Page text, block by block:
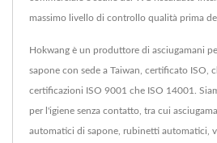
massimo livello di controllo qualità prima
Hokwang è un produttore di asciugamani
sapone con sede a Taiwan, certificato ISO,
certificazioni ISO 9001 che ISO 14001.
per l'igiene senza contatto, tra cui
automatici di sapone, rubinetti automatici,